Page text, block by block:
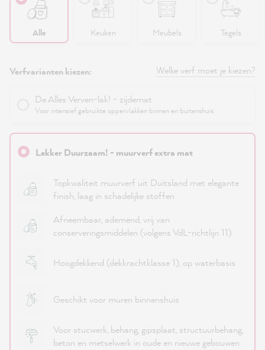
Alle Keuken Meubels Tegels
Verfvarianten kiezen: Welke verf moet je kiezen?
De Alles Verven-lak! - zijdemat
Voor intensief gebruikte oppervlakken binnen en buitenshuis
Lekker Duurzaam! - muurverf extra mat
Topkwaliteit muurverf uit Duitsland met elegante
finish, laag in schadelijke stoffen
Afneembaar, ademend, vrij van
conserveringsmiddelen (volgens VdL-richtlijn 11)
Hoogdekkend (dekkrachtklasse 1), op waterbasis
Geschikt voor muren binnenshuis
Voor stucwerk, behang, gipsplaat, structuurbehang,
beton en metselwerk in oude en nieuwe gebouwen